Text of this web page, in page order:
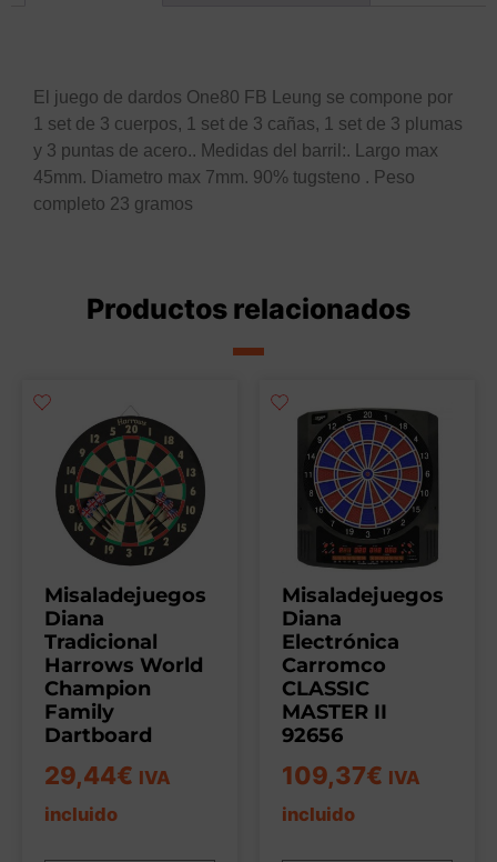
El juego de dardos One80 FB Leung se compone por
1 set de 3 cuerpos, 1 set de 3 cañas, 1 set de 3 plumas
y 3 puntas de acero.. Medidas del barril:. Largo max
45mm. Diametro max 7mm. 90% tugsteno . Peso
completo 23 gramos
Productos relacionados
Misaladejuegos
Diana
Tradicional
Harrows World
Champion
Family
Dartboard
29,44€ IVA
incluido
Misaladejuegos
Diana
Electrónica
Carromco
CLASSIC
MASTER II
92656
109,37€ IVA
incluido